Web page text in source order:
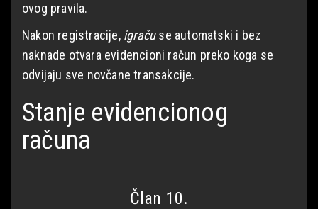
ovog pravila.
Nakon registracije, igračuse automatski i bez
naknade otvara evidencioni račun preko koga se
odvijaju sve novčane transakcije.
Stanje evidencionog
računa
Član 10.